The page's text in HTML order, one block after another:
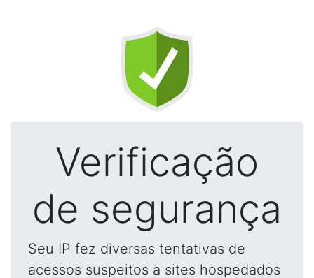
Verificação
de segurança
Seu IP fez diversas tentativas de
acessos suspeitos a sites hospedados